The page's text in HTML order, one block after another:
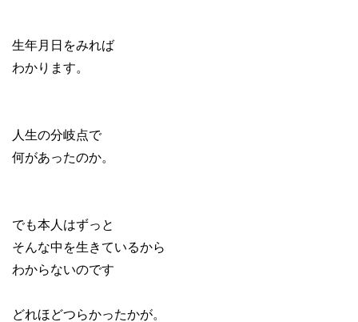
生年月日をみれば
わかります。
人生の分岐点で
何があったのか。
でも本人はずっと
そんな中を生きているから
わからないのです
どれほどつらかったかが。